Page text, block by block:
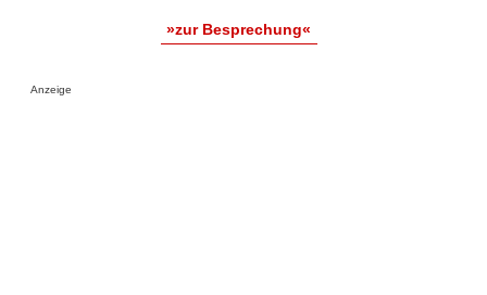
»zur Besprechung«
Anzeige